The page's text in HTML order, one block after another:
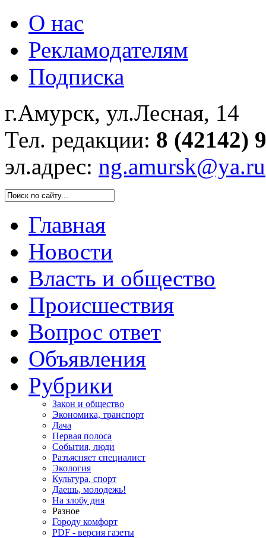
О нас
Рекламодателям
Подписка
г.Амурск, ул.Лесная, 14
Тел. редакции: 8 (42142)
эл.адрес: ng.amursk@ya.ru
Главная
Новости
Власть и общество
Происшествия
Вопрос ответ
Объявления
Рубрики
Закон и общество
Экономика, транспорт
Дача
Первая полоса
События, люди
Разъясняет специалист
Экология
Культура, спорт
Даешь, молодежь!
На злобу дня
Разное
Городу комфорт
PDF - версия газеты